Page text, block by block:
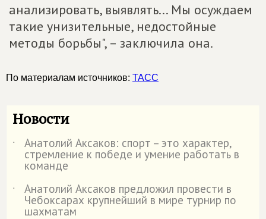
анализировать, выявлять... Мы осуждаем
такие унизительные, недостойные
методы борьбы", – заключила она.
По материалам источников: ТАСС
Новости
˙ Анатолий Аксаков: спорт – это характер,
стремление к победе и умение работать в
команде
˙
Анатолий Аксаков предложил провести в
Чебоксарах крупнейший в мире турнир по
шахматам